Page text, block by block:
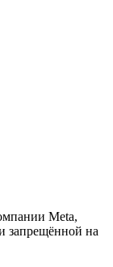
Meta,
запрещённой на